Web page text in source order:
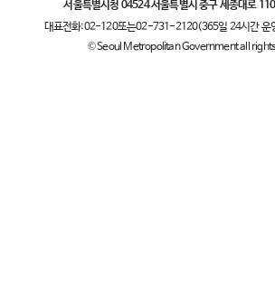
서울특별시청 04524 서울특별시 중구 세종대로 110
대표전화:02-120또는02-731-2120(365일 24시간 운
© Seoul Metropolitan Government all